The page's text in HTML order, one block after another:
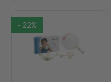
- 22%